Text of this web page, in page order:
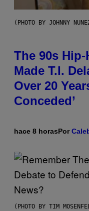
(PHOTO BY JOHNNY
The 90s
Made T.I.
Over 20
Conceded’
hace 8 horasPor
(PHOTO BY TIM